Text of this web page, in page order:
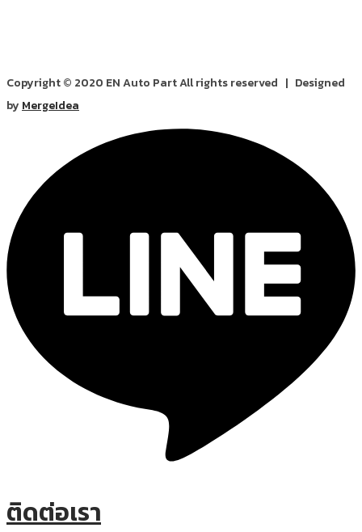
Copyright © 2020 EN Auto Part All rights reserved | Designed
by MergeIdea
ติดต่อเรา